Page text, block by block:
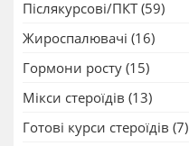
Післякурсові/ПКТ (59)
Жироспалювачі (16)
Гормони росту (15)
Мікси стероїдів (13)
Готові курси стероїдів (7)